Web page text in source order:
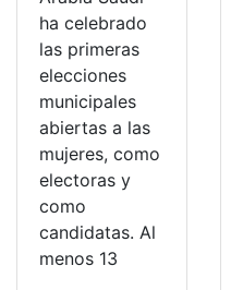
ha celebrado
las primeras
elecciones
municipales
abiertas a las
mujeres, como
electoras y
como
candidatas. Al
menos 13